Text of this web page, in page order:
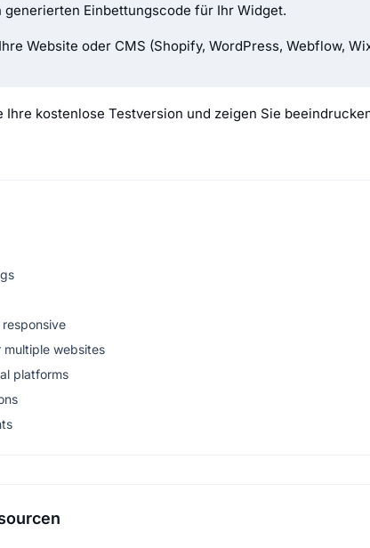
generierten Einbettungscode für Ihr Widget.
Website oder CMS (Shopify, WordPress, Webflow,
Ihre kostenlose Testversion und zeigen Sie
websites
platforms